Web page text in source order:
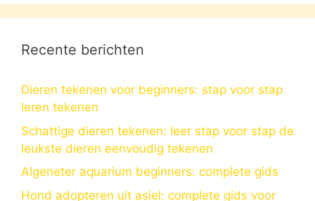
Recente berichten
Dieren tekenen voor beginners: stap voor stap
leren tekenen
Schattige dieren tekenen: leer stap voor stap de
leukste dieren eenvoudig tekenen
Algeneter aquarium beginners: complete gids
Hond adopteren uit asiel: complete gids voor